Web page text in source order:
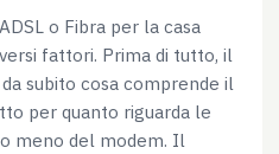
o Fibra per la casa
fattori. Prima di tutto, il
subito cosa comprende il
per quanto riguarda le
meno del modem. Il